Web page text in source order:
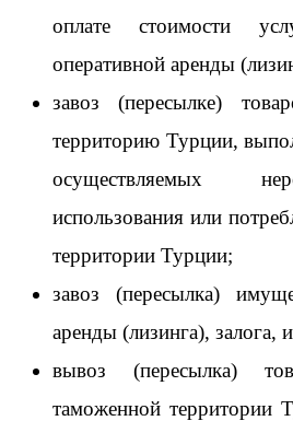
оплате стоимости
оперативной аренды
завоз (пересылке)
территорию Турции,
осуществляемых
использования или
территории Турции;
завоз (пересылка)
аренды (лизинга), залога,
вывоз (пересылка)
таможенной территории